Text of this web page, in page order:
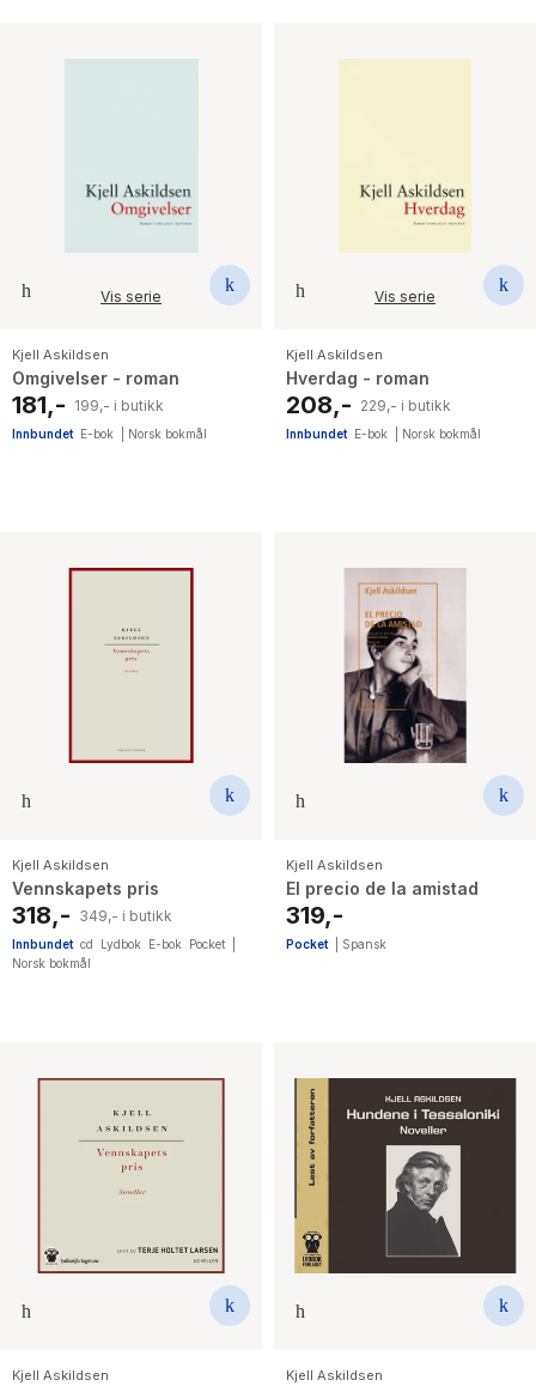
Vis serie
Kjell Askildsen
Omgivelser - roman
181,- 199,- i butikk
Innbundet E-bok Norsk bokmål
Vis serie
Kjell Askildsen
Hverdag - roman
208,- 229,- i butikk
Innbundet E-bok Norsk bokmål
Kjell Askildsen
Vennskapets pris
318,- 349,- i butikk
Innbundet cd Lydbok E-bok Pocket
Norsk bokmål
Kjell Askildsen
El precio de la amistad
319,-
Pocket Spansk
Kjell Askildsen Kjell Askildsen